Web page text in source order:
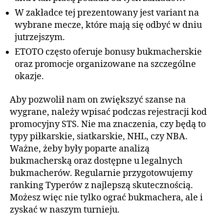
W zakładce tej prezentowany jest variant na
wybrane mecze, które mają się odbyć w dniu
jutrzejszym.
ETOTO często oferuje bonusy bukmacherskie
oraz promocje organizowane na szczególne
okazje.
Aby pozwolił nam on zwiększyć szanse na
wygrane, należy wpisać podczas rejestracji kod
promocyjny STS. Nie ma znaczenia, czy będą to
typy piłkarskie, siatkarskie, NHL, czy NBA.
Ważne, żeby były poparte analizą
bukmacherską oraz dostępne u legalnych
bukmacherów. Regularnie przygotowujemy
ranking Typerów z najlepszą skutecznością.
Możesz więc nie tylko ograć bukmachera, ale i
zyskać w naszym turnieju.